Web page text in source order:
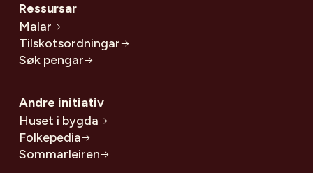
Ressursar
Malar
Tilskotsordningar
Søk pengar
Andre initiativ
Huset i bygda
Folkepedia
Sommarleiren